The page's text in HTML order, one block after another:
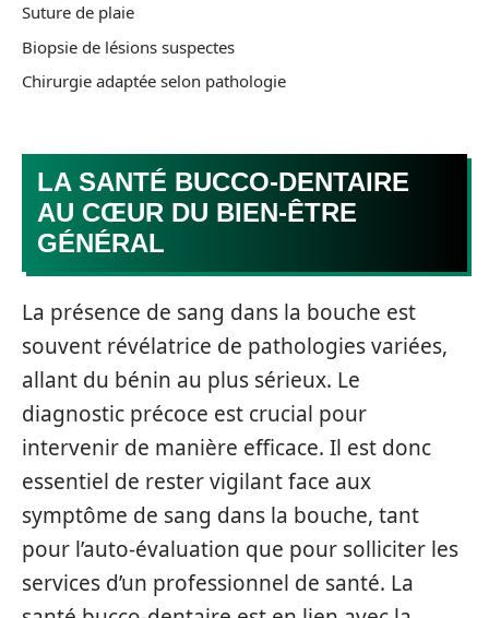
Suture de plaie
Biopsie de lésions suspectes
Chirurgie adaptée selon pathologie
LA SANTÉ BUCCO-DENTAIRE
AU CŒUR DU BIEN-ÊTRE
GÉNÉRAL
La présence de sang dans la bouche est
souvent révélatrice de pathologies variées,
allant du bénin au plus sérieux. Le
diagnostic précoce est crucial pour
intervenir de manière efficace. Il est donc
essentiel de rester vigilant face aux
symptôme de sang dans la bouche, tant
pour l’auto-évaluation que pour solliciter les
services d’un professionnel de santé. La